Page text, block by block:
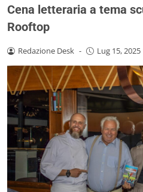
Cena letteraria a tema
Rooftop
Redazione Desk - Lug 15, 2025